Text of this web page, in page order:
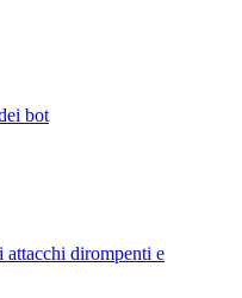
bot
attacchi dirompenti e